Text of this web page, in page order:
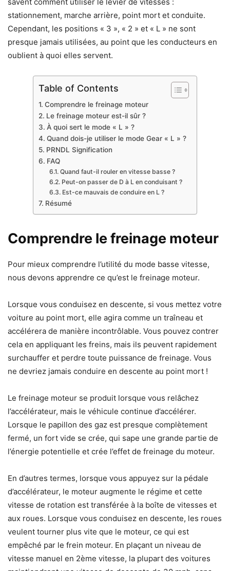
stationnement, marche arrière, point mort et conduite.
Cependant, les positions « 3 », « 2 » et « L » ne sont
presque jamais utilisées, au point que les conducteurs en
oublient à quoi elles servent.
Table of Contents
Comprendre le freinage moteur
Le freinage moteur est-il sûr ?
À quoi sert le mode « L » ?
Quand dois-je utiliser le mode Gear « L » ?
PRNDL Signification
FAQ
Quand faut-il rouler en vitesse basse ?
Peut-on passer de D à L en conduisant ?
Est-ce mauvais de conduire en L ?
Résumé
Comprendre le freinage moteur
Pour mieux comprendre l’utilité du mode basse vitesse,
nous devons apprendre ce qu’est le freinage moteur.
Lorsque vous conduisez en descente, si vous mettez votre
voiture au point mort, elle agira comme un traîneau et
accélérera de manière incontrôlable. Vous pouvez contrer
cela en appliquant les freins, mais ils peuvent rapidement
surchauffer et perdre toute puissance de freinage. Vous
ne devriez jamais conduire en descente au point mort !
Le freinage moteur se produit lorsque vous relâchez
l’accélérateur, mais le véhicule continue d’accélérer.
Lorsque le papillon des gaz est presque complètement
fermé, un fort vide se crée, qui sape une grande partie de
l’énergie potentielle et crée l’effet de freinage du moteur.
En d’autres termes, lorsque vous appuyez sur la pédale
d’accélérateur, le moteur augmente le régime et cette
vitesse de rotation est transférée à la boîte de vitesses et
aux roues. Lorsque vous conduisez en descente, les roues
veulent tourner plus vite que le moteur, ce qui est
empêché par le frein moteur. En plaçant un niveau de
vitesse manuel en 2ème vitesse, la plupart des voitures